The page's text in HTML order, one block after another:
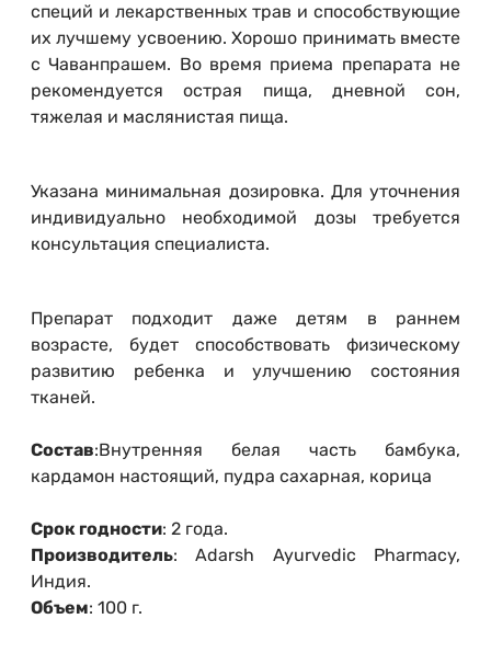
специй и лекарственных трав и способствующие
их лучшему усвоению. Хорошо принимать вместе
с Чаванпрашем. Во время приема препарата не
рекомендуется острая пища, дневной сон,
тяжелая и маслянистая пища.
Указана минимальная дозировка. Для уточнения
индивидуально необходимой дозы требуется
консультация специалиста.
Препарат подходит даже детям в раннем
возрасте, будет способствовать физическому
развитию ребенка и улучшению состояния
тканей.
Состав:Внутренняя белая часть бамбука,
кардамон настоящий, пудра сахарная, корица
Срок годности: 2 года.
Производитель: Adarsh Ayurvedic Pharmacy,
Индия.
Объем: 100 г.